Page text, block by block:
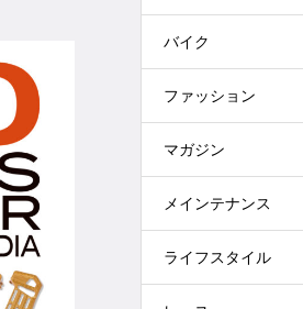
バイク
ファッション
マガジン
メインテナンス
ライフスタイル